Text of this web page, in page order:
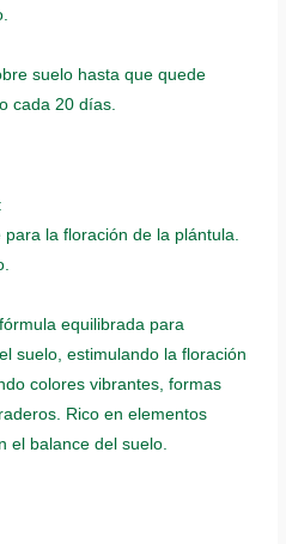
suelo hasta que quede
cada 20 días.
la floración de la plántula.
equilibrada para
suelo, estimulando la floración
colores vibrantes, formas
Rico en elementos
el balance del suelo.